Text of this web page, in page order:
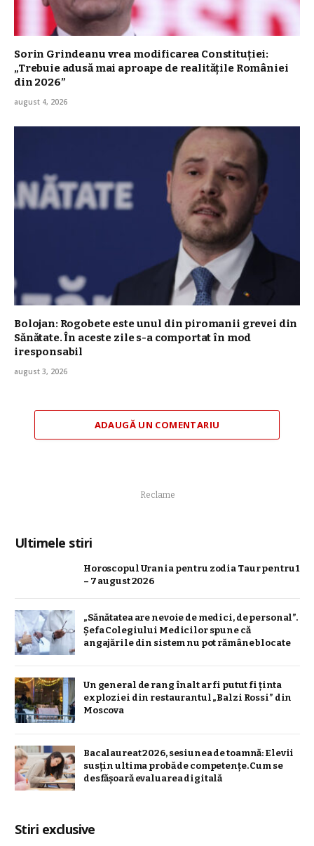
Sorin Grindeanu vrea modificarea Constituției:
„Trebuie adusă mai aproape de realităţile României
din 2026”
august 4, 2026
Bolojan: Rogobete este unul din piromanii grevei din
Sănătate. În aceste zile s-a comportat în mod
iresponsabil
august 3, 2026
ADAUGĂ UN COMENTARIU
Reclame
Ultimele stiri
Horoscopul Urania pentru zodia Taur pentru 1
– 7 august 2026
„Sănătatea are nevoie de medici, de personal”.
Șefa Colegiului Medicilor spune că
angajările din sistem nu pot rămâne blocate
Un general de rang înalt ar fi putut fi ținta
exploziei din restaurantul „Balzi Rossi” din
Moscova
Bacalaureat 2026, sesiunea de toamnă: Elevii
susțin ultima probă de competențe. Cum se
desfășoară evaluarea digitală
Stiri exclusive